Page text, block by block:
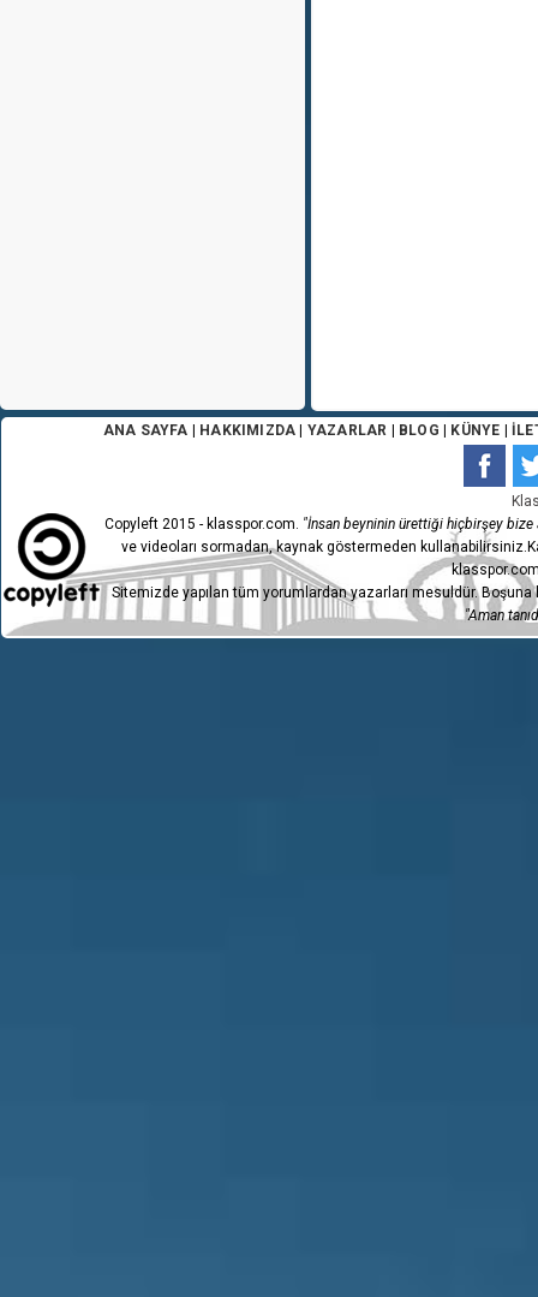
ANA SAYFA HAKKIMIZDA YAZARLAR BLOG KÜNYE
Copyleft 2015 - klasspor.com. "İnsan beyninin ürettiği hiçbirşey bize
ve videoları sormadan, kaynak göstermeden
Sitemizde yapılan tüm yorumlardan yazarları mesuldür.
"Aman